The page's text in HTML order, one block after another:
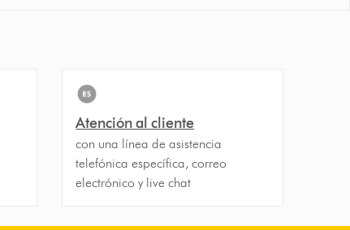
Atención al cliente
con una línea de asistencia
telefónica específica, correo
electrónico y live chat